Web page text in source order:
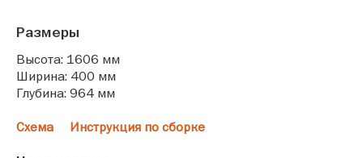
Размеры
Высота: 1606 мм
Ширина: 400 мм
Глубина: 964 мм
Схема Инструкция по сборке